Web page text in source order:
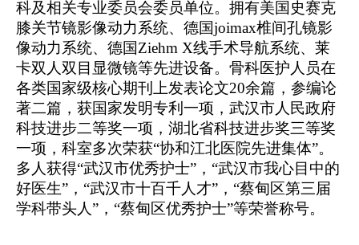
科及相关专业委员会委员单位。拥有美国史赛克
膝关节镜影像动力系统、德国joimax椎间孔镜影
像动力系统、德国Ziehm X线手术导航系统、莱
卡双人双目显微镜等先进设备。骨科医护人员在
各类国家级核心期刊上发表论文20余篇，参编论
著二篇，获国家发明专利一项，武汉市人民政府
科技进步二等奖一项，湖北省科技进步奖三等奖
一项，科室多次荣获“协和江北医院先进集体”。
多人获得“武汉市优秀护士”，“武汉市我心目中的
好医生”，“武汉市十百千人才”，“蔡甸区第三届
学科带头人”，“蔡甸区优秀护士”等荣誉称号。